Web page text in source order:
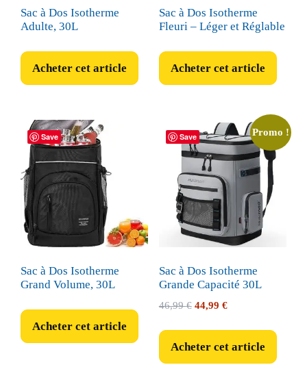
Sac à Dos Isotherme
Adulte, 30L
Acheter cet article
Sac à Dos Isotherme
Fleuri – Léger et Réglable
Acheter cet article
Save
Sac à Dos Isotherme
Grand Volume, 30L
Acheter cet article
Save Promo !
Sac à Dos Isotherme
Grande Capacité 30L
46,99€ Le
était :
44,99 €Le
est :
Acheter cet article